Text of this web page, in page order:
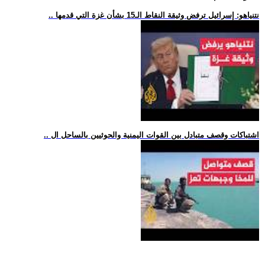
.. نتنياهو: إسرائيل ترفض وثيقة النقاط الـ15 بشأن غزة التي قدمها
.. اشتباكات وقصف متبادل بين القوات اليمنية والحوثيين بالساحل ال